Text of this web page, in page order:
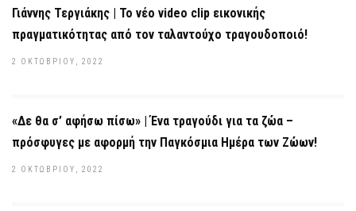
Γιάννης Τεργιάκης | Το νέο video clip εικονικής
πραγματικότητας από τον ταλαντούχο τραγουδοποιό!
2 ΟΚΤΩΒΡΊΟΥ, 2022
«Δε θα σ’ αφήσω πίσω» | Ένα τραγούδι για τα ζώα –
πρόσφυγες με αφορμή την Παγκόσμια Ημέρα των Ζώων!
2 ΟΚΤΩΒΡΊΟΥ, 2022